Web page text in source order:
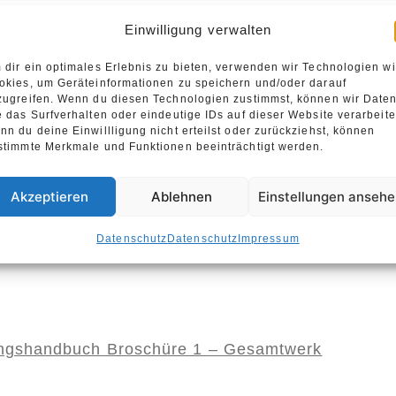
Einwilligung verwalten
dir ein optimales Erlebnis zu bieten, verwenden wir Technologien
um Geräteinformationen zu speichern und/oder darauf
Wenn du diesen Technologien zustimmst, können wir Daten
das Surfverhalten oder eindeutige IDs auf dieser Website
du deine Einwillligung nicht erteilst oder zurückziehst, können
Merkmale und Funktionen beeinträchtigt werden.
Akzeptieren Ablehnen Einstellungen
Datenschutz Datenschutz Impressum
Spandau – Spandauer Altstadtrundgang
Broschüre 1 – Gesamtwerk